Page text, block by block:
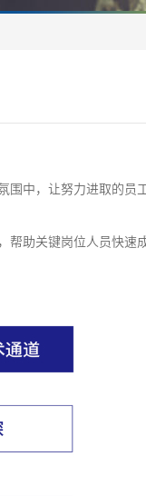
中，让努力进取的员
帮助关键岗位人员快速